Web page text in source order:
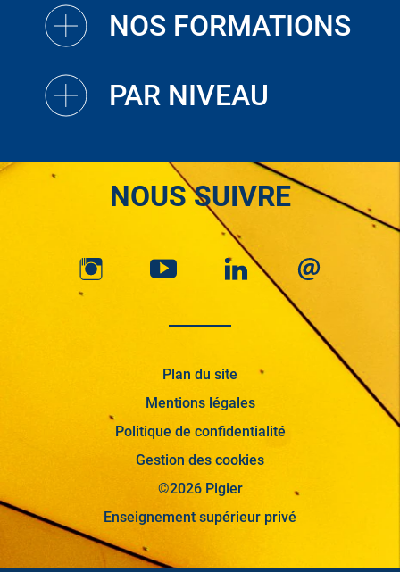
NOS FORMATIONS
PAR NIVEAU
NOUS SUIVRE
Plan du site
Mentions légales
Politique de confidentialité
Gestion des cookies
©2026 Pigier
Enseignement supérieur privé